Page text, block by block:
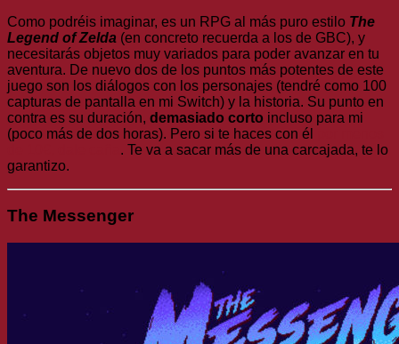
Como podréis imaginar, es un RPG al más puro estilo The
Legend of Zelda (en concreto recuerda a los de GBC), y
necesitarás objetos muy variados para poder avanzar en tu
aventura. De nuevo dos de los puntos más potentes de este
juego son los diálogos con los personajes (tendré como 100
capturas de pantalla en mi Switch) y la historia. Su punto en
contra es su duración, demasiado corto incluso para mi
(poco más de dos horas). Pero si te haces con él
. Te va a sacar más de una carcajada, te lo
garantizo.
The Messenger